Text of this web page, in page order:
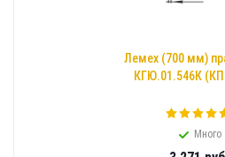
Лемех (700 мм)
КГЮ.01.546К
Много